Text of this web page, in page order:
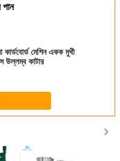
মেশিন একক মুখী
উল্লম্ব কাটার